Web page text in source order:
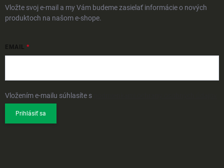
Vložte svoj e-mail a my Vám budeme zasielať informácie o nových
produktoch na našom e-shope.
EMAIL
Vložením e-mailu súhlasíte s
Prihlásiť sa